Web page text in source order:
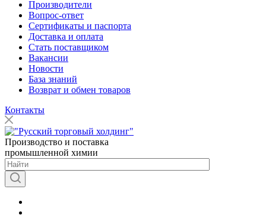
Производители
Вопрос-ответ
Сертификаты и паспорта
Доставка и оплата
Стать поставщиком
Вакансии
Новости
База знаний
Возврат и обмен товаров
Контакты
Производство и поставка
промышленной химии